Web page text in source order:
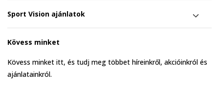
Sport Vision ajánlatok
Kövess minket
Kövess minket itt, és tudj meg többet híreinkről, akcióinkról és
ajánlatainkról.